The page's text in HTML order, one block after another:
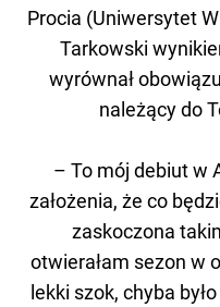
Procia (Uniwersytet
Tarkowski
wyrównał
należący do
– To mój debiut w
założenia, że co
zaskoczona
otwierałam sezon w
lekki szok, chyba